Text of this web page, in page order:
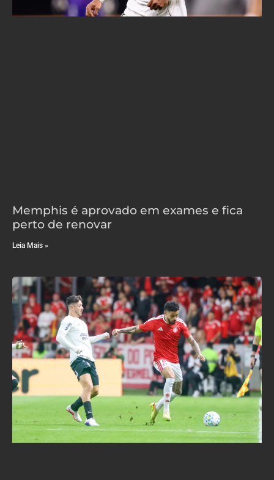
Memphis é aprovado em exames e fica
perto de renovar
Leia Mais »